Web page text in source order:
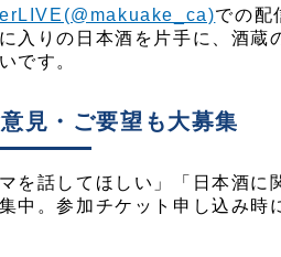
での配
入りの日本酒を片手に、酒蔵
です。
見・ご要望も大募集
マを話してほしい」「日本酒
中。参加チケット申し込み時